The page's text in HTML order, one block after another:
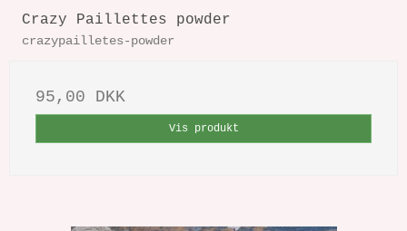
Crazy Paillettes powder
crazypailletes-powder
95,00 DKK
Vis produkt